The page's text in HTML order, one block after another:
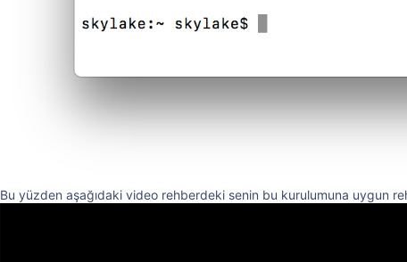
Bu yüzden aşağıdaki video rehberdeki senin bu kurulumuna uygun